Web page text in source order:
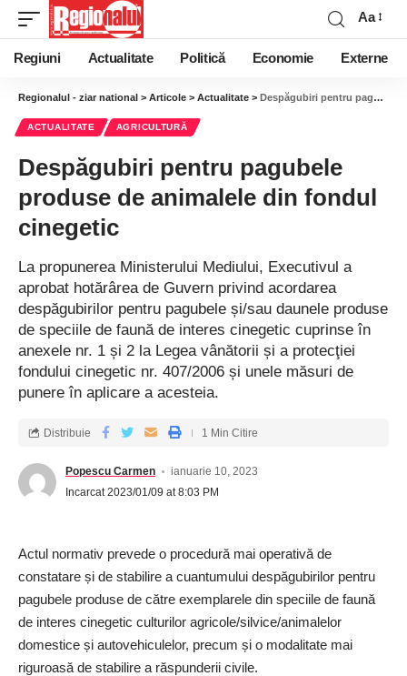
Aa
Regiuni Actualitate Politică Economie Externe
Regionalul - ziar national > Articole > Actualitate > Despăgubiri pentru pagubele produse de animalele din fondul cinegetic
ACTUALITATE AGRICULTURĂ
Despăgubiri pentru pagubele
produse de animalele din fondul
cinegetic
La propunerea Ministerului Mediului, Executivul a
aprobat hotărârea de Guvern privind acordarea
despăgubirilor pentru pagubele și/sau daunele produse
de speciile de faună de interes cinegetic cuprinse în
anexele nr. 1 și 2 la Legea vânătorii și a protecţiei
fondului cinegetic nr. 407/2006 și unele măsuri de
punere în aplicare a acesteia.
Popescu Carmen
ianuarie 10, 2023
Incarcat 2023/01/09 at 8:03 PM
Distribuie 1 Min Citire
Actul normativ prevede o procedură mai operativă de
constatare și de stabilire a cuantumului despăgubirilor pentru
pagubele produse de către exemplarele din speciile de faună
de interes cinegetic culturilor agricole/silvice/animalelor
domestice și autovehiculelor, precum și o modalitate mai
riguroasă de stabilire a răspunderii civile.